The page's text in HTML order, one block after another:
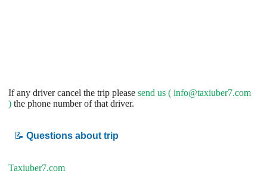
If any driver cancel the trip please send us ( info@taxiuber7.com
) the phone number of that driver.
📝 Questions about trip
Taxiuber7.com